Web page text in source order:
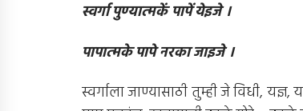
स्वर्गा पुण्यात्मकें पापें येइजे ।
पापात्मके पापे नरका जाइजे ।
स्वर्गाला जाण्यासाठी तुम्ही जे विधी,